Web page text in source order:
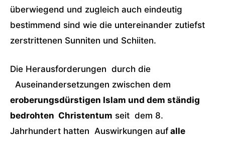
überwiegend und zugleich auch eindeutig
bestimmend sind wie die untereinander zutiefst
zerstrittenen Sunniten und Schiiten.
Die Herausforderungen durch die
Auseinandersetzungen zwischen dem
eroberungsdürstigen Islam und dem ständig
bedrohten Christentum seit dem 8.
Jahrhundert hatten Auswirkungen auf alle